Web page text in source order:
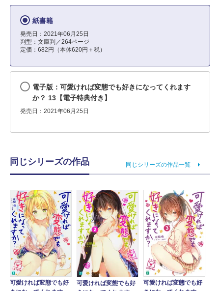
紙書籍
発売日：2021年06月25日
判型：文庫判／264ページ
定価：682円（本体620円＋税）
電子版：可愛ければ変態でも好きになってくれます
か？ 13【電子特典付き】
発売日：2021年06月25日
同じシリーズの作品 同じシリーズの作品一覧
可愛ければ変態でも好
可愛ければ変態でも好
可愛ければ変態でも好